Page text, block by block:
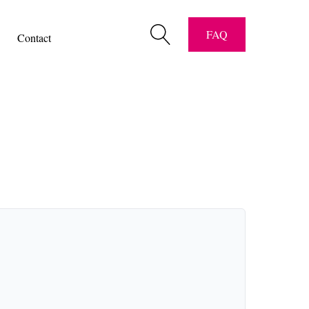
vidéos
Contact FAQ